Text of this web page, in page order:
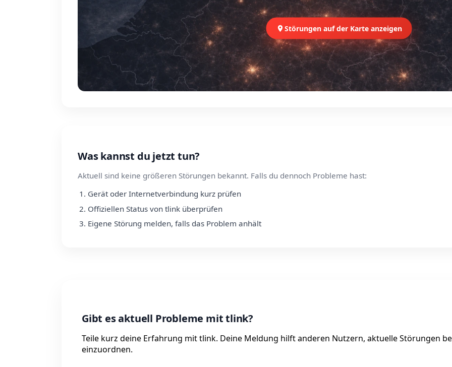
Störungen auf der Karte anzeigen
Was kannst du jetzt tun?
Aktuell sind keine größeren Störungen bekannt. Falls du dennoch Probleme hast:
Gerät oder Internetverbindung kurz prüfen
Offiziellen Status von tlink überprüfen
Eigene Störung melden, falls das Problem anhält
Gibt es aktuell Probleme mit tlink?
Teile kurz deine Erfahrung mit tlink. Deine Meldung hilft anderen Nutzern, aktuelle Störungen
einzuordnen.